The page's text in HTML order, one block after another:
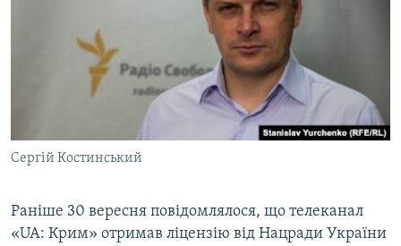
Сергій Костинський
Раніше 30 вересня повідомлялося, що телеканал
«UA: Крим» отримав ліцензію від Нацради України